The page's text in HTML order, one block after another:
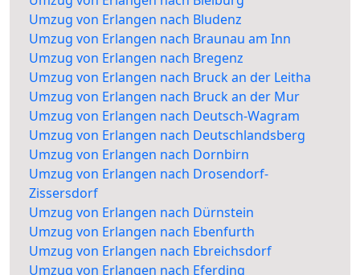
Umzug von Erlangen nach Bludenz
Umzug von Erlangen nach Braunau am Inn
Umzug von Erlangen nach Bregenz
Umzug von Erlangen nach Bruck an der Leitha
Umzug von Erlangen nach Bruck an der Mur
Umzug von Erlangen nach Deutsch-Wagram
Umzug von Erlangen nach Deutschlandsberg
Umzug von Erlangen nach Dornbirn
Umzug von Erlangen nach Drosendorf-
Zissersdorf
Umzug von Erlangen nach Dürnstein
Umzug von Erlangen nach Ebenfurth
Umzug von Erlangen nach Ebreichsdorf
Umzug von Erlangen nach Eferding